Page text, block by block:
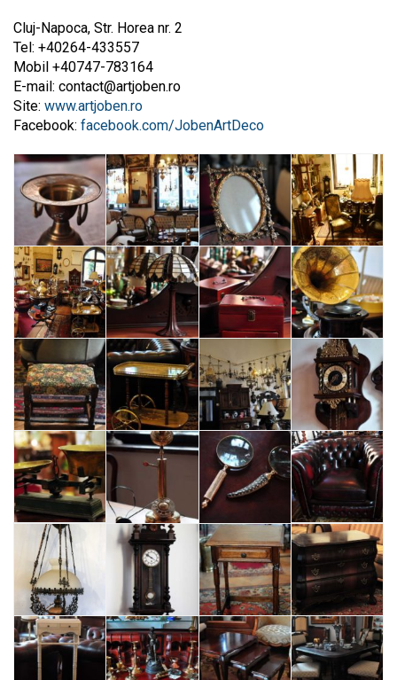
Cluj-Napoca, Str. Horea nr. 2
Tel: +40264-433557
Mobil +40747-783164
E-mail: contact@artjoben.ro
Site: www.artjoben.ro
Facebook: facebook.com/JobenArtDeco